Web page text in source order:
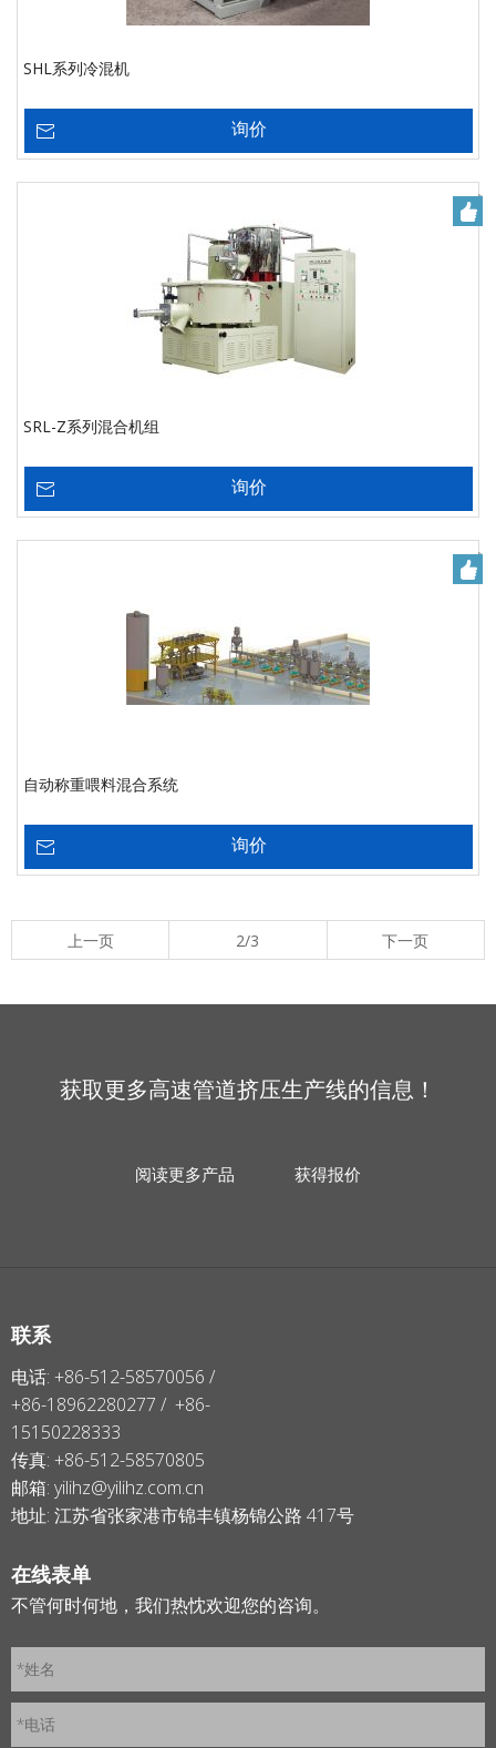
SHL系列冷混机
询价
SRL-Z系列混合机组
询价
自动称重喂料混合系统
询价
上一页 2/3 下一页
获取更多高速管道挤压生产线的信息！
阅读更多产品 获得报价
联系
电话: +86-512-58570056 /
+86-18962280277 / +86-
15150228333
传真: +86-512-58570805
邮箱: yilihz@yilihz.com.cn
地址: 江苏省张家港市锦丰镇杨锦公路 417号
在线表单
不管何时何地，我们热忱欢迎您的咨询。
*姓名
*电话